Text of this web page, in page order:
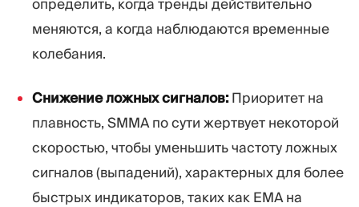
определить, когда тренды действительно
меняются, а когда наблюдаются временные
колебания.
Снижение ложных сигналов:Приоритет на
плавность, SMMA по сути жертвует некоторой
скоростью, чтобы уменьшить частоту ложных
сигналов (выпадений), характерных для более
быстрых индикаторов, таких как EMA на